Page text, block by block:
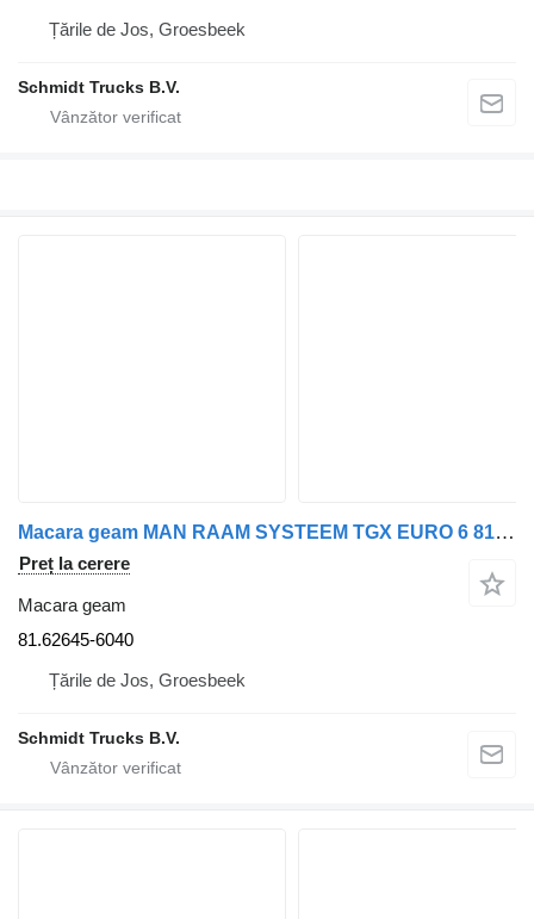
Țările de Jos, Groesbeek
Schmidt Trucks B.V.
Macara geam MAN RAAM SYSTEEM TGX EURO 6 81.62645-6040 pentru camion
Preț la cerere
Macara geam
81.62645-6040
Țările de Jos, Groesbeek
Schmidt Trucks B.V.